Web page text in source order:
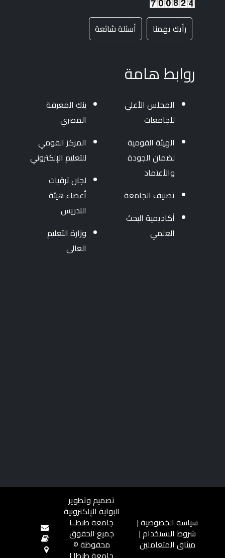
رأيك يهمنا أسئلة شائعة
روابط هامة
المجلس الأعلي
للجامعات
الهيئة القومية
لضمان الجودة
والأعتماد
تصنيف الجامعة
أكاديمية البحث
العلمي
بنك المعرفة
المصري
المركز القومي
للتعليم الإلكتروني
لجان ترقيات
أعضاء هيئة
التدريس
وزارة التعليم
العالى
سياسة الخصوصية|
شروط الاستخدام|
ميثاق المتعاملين
تصميم وتطوير
البوابة الإلكترونية
جامعة طنطــا
جميع الحقوق
محفوظة ©